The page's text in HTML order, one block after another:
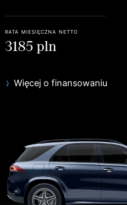
rata miesięczna netto
3185 pln
Więcej o finansowaniu